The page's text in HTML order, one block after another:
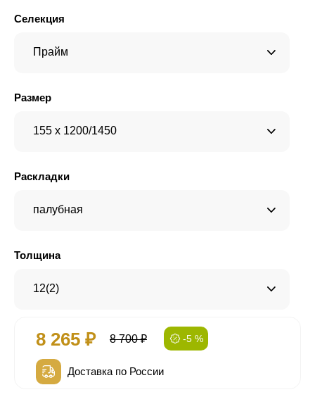
Селекция
Прайм
Размер
155 x 1200/1450
Раскладки
палубная
Толщина
12(2)
8 265 ₽ 8 700 ₽ -5 %
Доставка по России